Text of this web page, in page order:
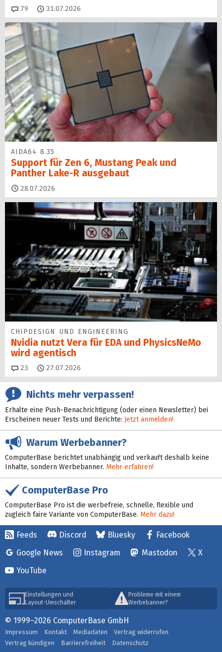
79 Kommentare
31.07.2026
AIDA64 8.35
Support für Zen 6, Mustang Peak und
Panther Lake-R ausgebaut
28.07.2026
CHIPDESIGN UND ENGINEERING
Nvidia nutzt Vera für EDA und PhysicsNeMo
wird agentisch
23 Kommentare
27.07.2026
Nichts mehr verpassen!
Erhalte eine Push-Benachrichtigung (oder einen Newsletter) bei
Erscheinen neuer Tests und Berichte: Jetzt anmelden!
Warum Werbebanner?
ComputerBase berichtet unabhängig und verkauft deshalb keine
Inhalte, sondern Werbebanner. Mehr erfahren!
ComputerBase Pro
ComputerBase Pro ist die werbefreie, schnelle, flexible und
zugleich faire Variante von ComputerBase. Mehr dazu!
Feeds Discord Bluesky
Facebook
Google News
Instagram Mastodon
X
YouTube
Einstellungen und
Layout-Umschalter
Probleme mit einem
Werbebanner?
© 1999–2026 ComputerBase GmbH
Impressum Kontakt Mediadaten
Vertrag widerrufen
Vertrag kündigen
Barrierefreiheit Datenschutz